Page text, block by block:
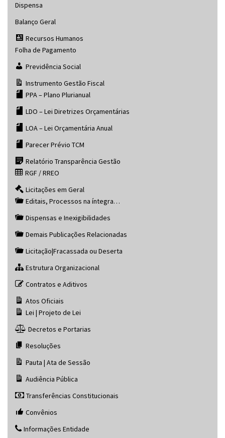
Dispensa
Balanço Geral
Recursos Humanos
Folha de Pagamento
Previdência Social
Instrumento Gestão Fiscal
PPA – Plano Plurianual
LDO – Lei Diretrizes Orçamentárias
LOA – Lei Orçamentária Anual
Parecer Prévio TCM
Relatório Transparência Gestão
RGF / RREO
Licitações em Geral
Editais, Processos na íntegra…
Dispensas e Inexigibilidades
Demais Publicações Relacionadas
Licitação|Fracassada ou Deserta
Estrutura Organizacional
Contratos e Aditivos
Atos Oficiais
Lei | Projeto de Lei
Decretos e Portarias
Resoluções
Pauta | Ata de Sessão
Audiência Pública
Transferências Constitucionais
Convênios
Informações Entidade